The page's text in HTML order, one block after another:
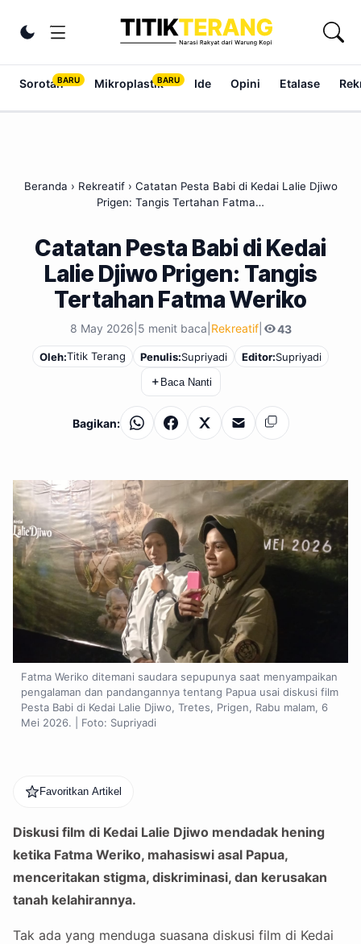
Ubah tema
Sorotan Mikroplastik Ide Opini Etalase
Beranda › Rekreatif› Catatan Pesta Babi di Kedai Lalie Djiwo
Prigen: Tangis Tertahan Fatma…
Catatan Pesta Babi di Kedai
Lalie Djiwo Prigen: Tangis
Tertahan Fatma Weriko
8 May 2026 5 menit baca Rekreatif| 43
Oleh:Titik Terang Penulis:Supriyadi Editor:Supriyadi
＋ Baca Nanti
Bagikan: WhatsAppFacebook
X EmailSalin
Fatma Weriko ditemani saudara sepupunya saat menyampaikan
pengalaman dan pandangannya tentang Papua usai diskusi film
Pesta Babi di Kedai Lalie Djiwo, Tretes, Prigen, Rabu malam, 6
Mei 2026. | Foto: Supriyadi
Favoritkan Artikel
Diskusi film di Kedai Lalie Djiwo mendadak hening
ketika Fatma Weriko, mahasiswi asal Papua,
menceritakan stigma, diskriminasi, dan kerusakan
tanah kelahirannya.
Tak ada yang menduga suasana diskusi film di Kedai